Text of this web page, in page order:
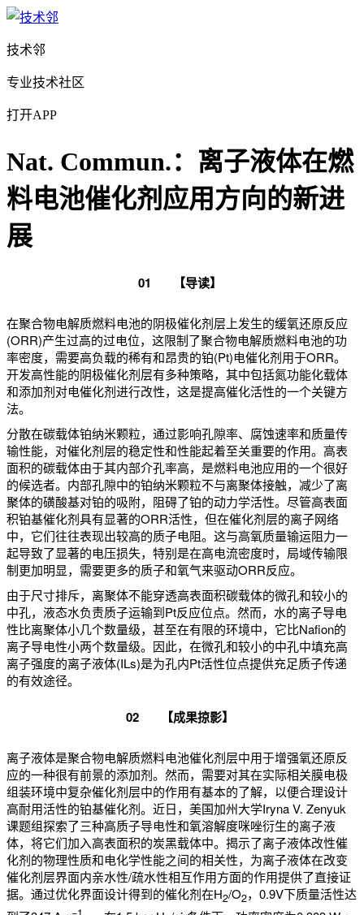
技术邻
专业技术社区
打开APP
Nat. Commun.：离子液体在燃
料电池催化剂应用方向的新进
展
01 【导读】
在聚合物电解质燃料电池的阴极催化剂层上发生的缓氧还原反应
(ORR)产生过高的过电位，这限制了聚合物电解质燃料电池的功
率密度，需要高负载的稀有和昂贵的铂(Pt)电催化剂用于ORR。
开发高性能的阴极催化剂层有多种策略，其中包括氮功能化载体
和添加剂对电催化剂进行改性，这是提高催化活性的一个关键方
法。
分散在碳载体铂纳米颗粒，通过影响孔隙率、腐蚀速率和质量传
输性能，对催化剂层的稳定性和性能起着至关重要的作用。高表
面积的碳载体由于其内部介孔率高，是燃料电池应用的一个很好
的候选者。内部孔隙中的铂纳米颗粒不与离聚体接触，减少了离
聚体的磺酸基对铂的吸附，阻碍了铂的动力学活性。尽管高表面
积铂基催化剂具有显著的ORR活性，但在催化剂层的离子网络
中，它们往往表现出较高的质子电阻。这与高氧质量输运阻力一
起导致了显著的电压损失，特别是在高电流密度时，局域传输限
制更加明显，需要更多的质子和氧气来驱动ORR反应。
由于尺寸排斥，离聚体不能穿透高表面积碳载体的微孔和较小的
中孔，液态水负责质子运输到Pt反应位点。然而，水的离子导电
性比离聚体小几个数量级，甚至在有限的环境中，它比Nafion的
离子导电性小两个数量级。因此，在微孔和较小的中孔中填充高
离子强度的离子液体(ILs)是为孔内Pt活性位点提供充足质子传递
的有效途径。
02 【成果掠影】
离子液体是聚合物电解质燃料电池催化剂层中用于增强氧还原反
应的一种很有前景的添加剂。然而，需要对其在实际相关膜电极
组装环境中复杂催化剂层中的作用有基本的了解，以便合理设计
高耐用活性的铂基催化剂。近日，美国加州大学Iryna V. Zenyuk
课题组探索了三种高质子导电性和氧溶解度咪唑衍生的离子液
体，将它们加入高表面积的炭黑载体中。揭示了离子液体改性催
化剂的物理性质和电化学性能之间的相关性，为离子液体在改变
催化剂层界面内亲水性/疏水性相互作用方面的作用提供了直接证
据。通过优化界面设计得到的催化剂在H2/O2，0.9V下质量活性达